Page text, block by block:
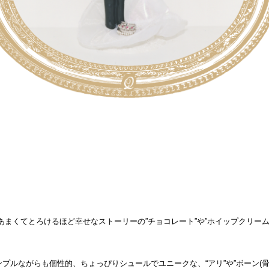
まくてとろけるほど幸せなストーリーの”チョコレート”や”ホイップクリー
プルながらも個性的、ちょっぴりシュールでユニークな、“アリ”や”ボーン(